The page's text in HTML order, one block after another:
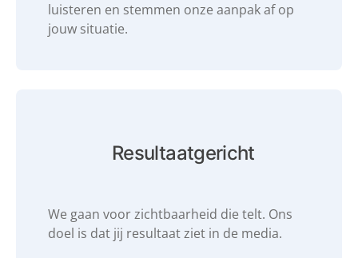
luisteren en stemmen onze aanpak af op
jouw situatie.
Resultaatgericht
We gaan voor zichtbaarheid die telt. Ons
doel is dat jij resultaat ziet in de media.